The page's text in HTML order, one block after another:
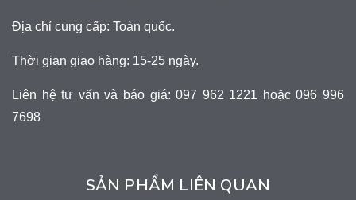
Địa chỉ cung cấp: Toàn quốc.
Thời gian giao hàng: 15-25 ngày.
Liên hệ tư vấn và báo giá: 097 962 1221 hoặc 096 996
7698
SẢN PHẨM LIÊN QUAN